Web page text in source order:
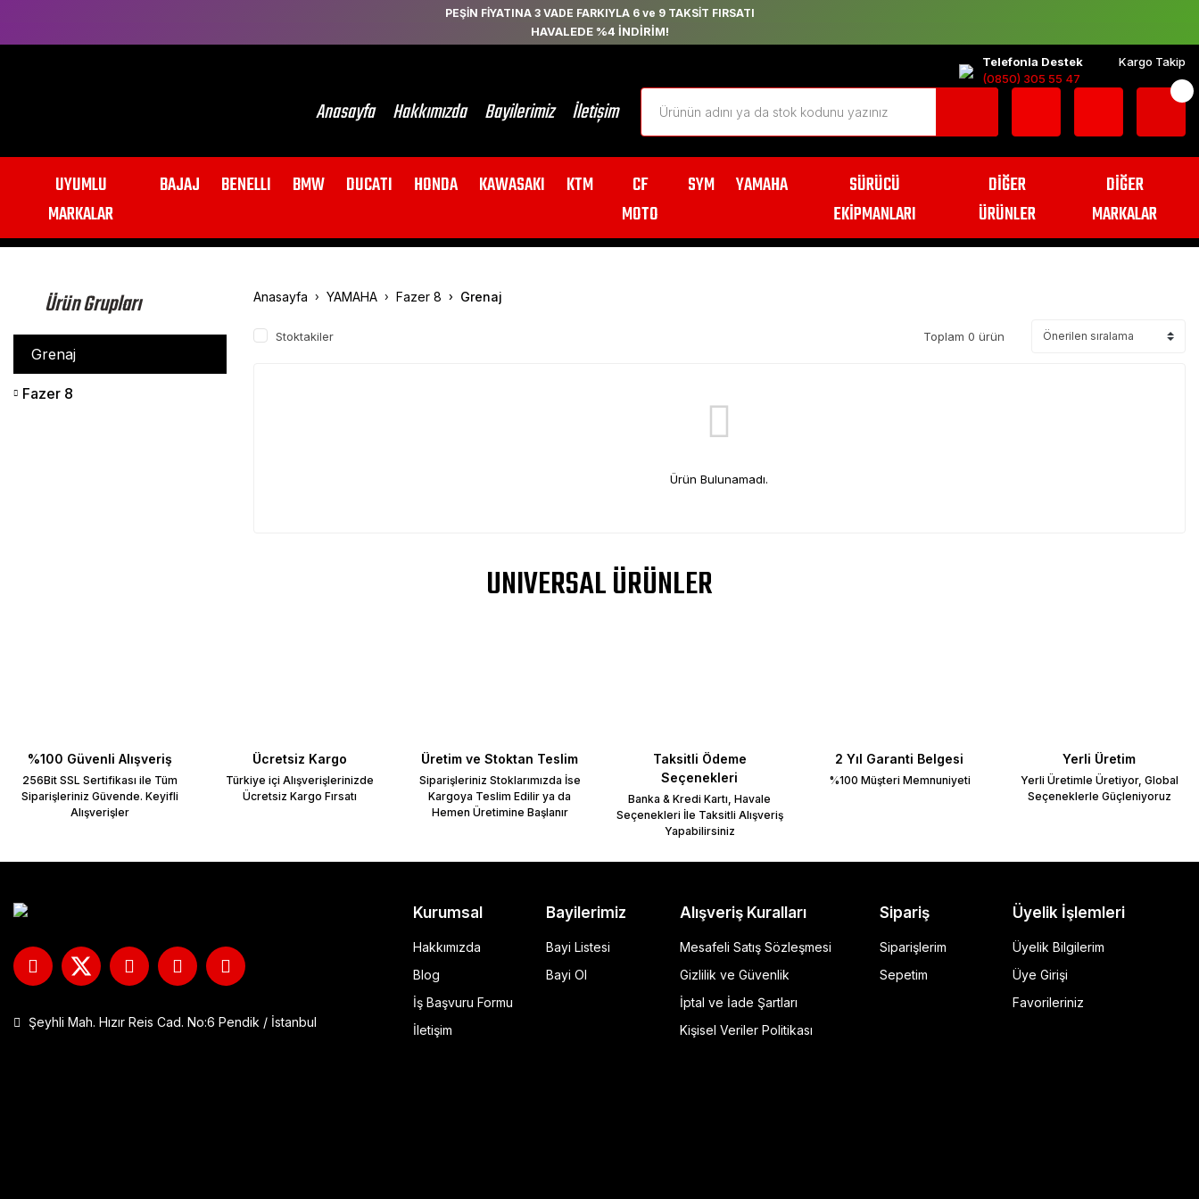
PEŞİN FİYATINA 3 VADE FARKIYLA 6 ve 9 TAKSİT FIRSATI
HAVALEDE %4 İNDİRİM!
Telefonla Destek
(0850) 305 55 47
Kargo Takip
Anasayfa Hakkımızda Bayilerimiz İletişim
UYUMLU
MARKALAR
BAJAJ BENELLI BMW DUCATI HONDA KAWASAKI KTM
CF
MOTO
SYM YAMAHA
SÜRÜCÜ
EKİPMANLARI
DİĞER
ÜRÜNLER
DİĞER
MARKALAR
Ürün Grupları
Grenaj
Fazer 8
Anasayfa YAMAHA Fazer 8 Grenaj
Stoktakiler Toplam 0 ürün
Ürün Bulunamadı.
UNIVERSAL ÜRÜNLER
GP Kompozit Universal 45 lt Plastik Motosiklet Çantası Siyah
%100 Güvenli Alışveriş
256Bit SSL Sertifikası ile Tüm
Siparişleriniz Güvende. Keyifli
Alışverişler
Ücretsiz Kargo
Türkiye içi Alışverişlerinizde
Ücretsiz Kargo Fırsatı
Üretim ve Stoktan Teslim
Siparişleriniz Stoklarımızda İse
Kargoya Teslim Edilir ya da
Hemen Üretimine Başlanır
Taksitli Ödeme
Seçenekleri
Banka & Kredi Kartı, Havale
Seçenekleri İle Taksitli Alışveriş
Yapabilirsiniz
2 Yıl Garanti Belgesi
%100 Müşteri Memnuniyeti
Yerli Üretim
Yerli Üretimle Üretiyor, Global
Seçeneklerle Güçleniyoruz
Şeyhli Mah. Hızır Reis Cad. No:6 Pendik / İstanbul
Kurumsal
Hakkımızda
Blog
İş Başvuru Formu
İletişim
Bayilerimiz
Bayi Listesi
Bayi Ol
Alışveriş Kuralları
Mesafeli Satış Sözleşmesi
Gizlilik ve Güvenlik
İptal ve İade Şartları
Kişisel Veriler Politikası
Sipariş
Siparişlerim
Sepetim
Üyelik İşlemleri
Üyelik Bilgilerim
Üye Girişi
Favorileriniz